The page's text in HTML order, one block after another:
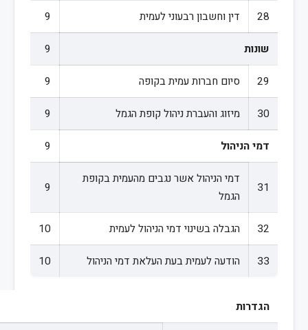
28 דין וחשבון רבעוני לעמית 9
שונות 9
29 סיום חברות עמית בקופה 9
30 מיזוג והעברת ניהול קופת הגמל 9
דמי הניהול 9
31
דמי הניהול אשר נגבים מהעמית בקופת
הגמל
9
32 הגבלה בשינוי דמי הניהול לעמית 10
33 הודעה לעמית בעת העלאת דמי הניהול 10
הגדרות